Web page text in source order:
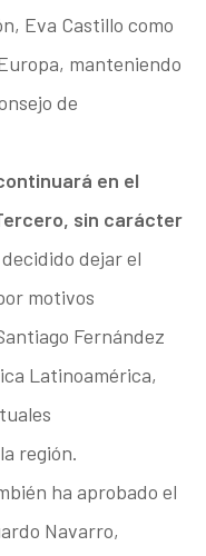
Eva Castillo como
manteniendo
de
en el
sin carácter
dejar el
motivos
Fernández
Latinoamérica,
región.
ha aprobado el
Navarro,